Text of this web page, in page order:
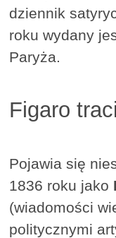
dziennik
roku wydany
Paryża.
Figaro
Pojawia się
1836 roku jako
(wiadomości
politycznymi